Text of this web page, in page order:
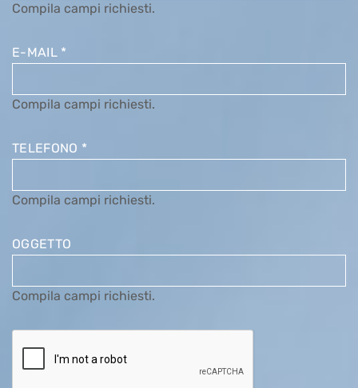
Compila campi richiesti.
E-MAIL*
Compila campi richiesti.
TELEFONO *
Compila campi richiesti.
OGGETTO
Compila campi richiesti.